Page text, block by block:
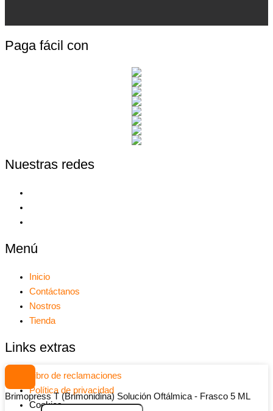
Paga fácil con
Nuestras redes
Menú
Inicio
Contáctanos
Nostros
Tienda
Links extras
Libro de reclamaciones
Política de privacidad
Cookies
Brimopress T (Brimonidina) Solución Oftálmica - Frasco 5 ML